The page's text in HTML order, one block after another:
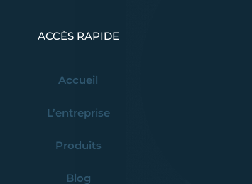
ACCÈS RAPIDE
Accueil
L’entreprise
Produits
Blog